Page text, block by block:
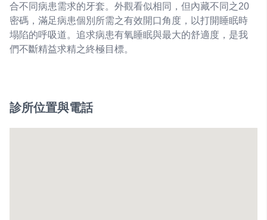
合不同病患需求的牙套。外觀看似相同，但內藏不同之20
密碼，滿足病患個別所需之有效開口角度，以打開睡眠時
塌陷的呼吸道。追求病患有氧睡眠與最大的舒適度，是我
們不斷精益求精之終極目標。
診所位置與電話